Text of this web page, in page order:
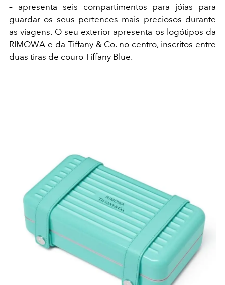
– apresenta seis compartimentos para jóias para
guardar os seus pertences mais preciosos durante
as viagens. O seu exterior apresenta os logótipos da
RIMOWA e da Tiffany & Co. no centro, inscritos entre
duas tiras de couro Tiffany Blue.